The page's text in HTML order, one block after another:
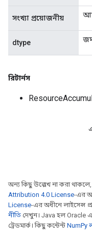
সংখ্যা প্রয়োজনীয়
dtype
রিটার্নস
অন্য কিছু উল্লেখ না করা থাকলে,
Attribution 4.0 License-এর
License-এর অধীনে লাইসেন্স
নীতি দেখুন। Java হল Oracle
ট্রেডমার্ক। কিছু কন্টেন্ট NumPy